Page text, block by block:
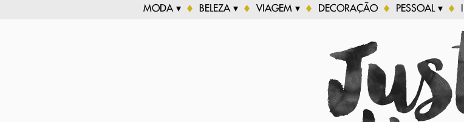
MODA ▾ BELEZA ▾ VIAGEM ▾ DECORAÇÃO PESSOAL ▾